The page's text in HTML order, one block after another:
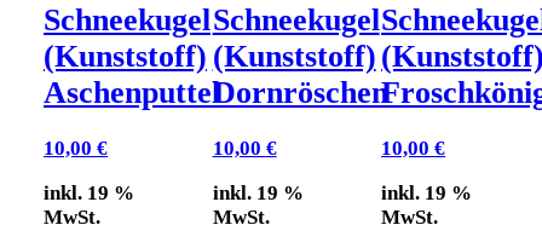
Schneekugel
(Kunststoff)
Aschenputtel
10,00 €
inkl. 19 %
MwSt.
Schneekugel
(Kunststoff)
Dornröschen
10,00 €
inkl. 19 %
MwSt.
10,00€
inkl. 19 %
MwSt.